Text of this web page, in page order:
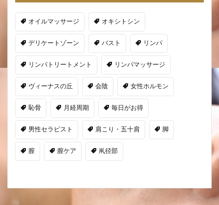
オイルマッサージ オキシトシン
デリケートゾーン バスト リンパ
リンパトリートメント リンパマッサージ
ヴィーナスの丘 会陰 女性ホルモン
恥骨 月経周期 毎日がお得
男性セラピスト 肩こり・五十肩 脚
膣 膣ケア 鼡径部